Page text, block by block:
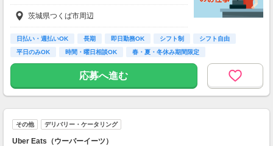
※70歳以上は日給マイナス2,000円
---
■交通誘導2級以上の資格をお持ちの方は
日給1万3,000円
※65歳以上は日給マイナス500円
※70歳以上は日給マイナス1,000円
★交通誘導2級（以上）として従事した場合
■65歳～69歳迄では他の年代と同じ現場でも
安全面・体力面の考慮により比較的低負荷の業
茨城県つくば市周辺
日払い・週払いOK 長期 即日勤務OK シフト制
シフト自由
平日のみOK
時間・曜日相談OK
春・夏・冬休み期間限定
副業・ＷワークOK
応募へ進む
その他 デリバリー・ケータリング
Uber Eats（ウーバーイーツ）